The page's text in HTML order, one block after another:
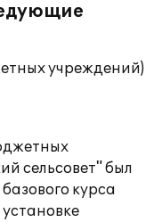
учреждений)
сельсовет" был
курса